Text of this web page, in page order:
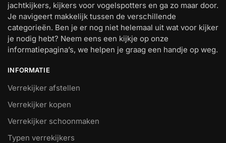
jachtkijkers, kijkers voor vogelspotters en ga zo maar door.
Je navigeert makkelijk tussen de verschillende
categorieën. Ben je er nog niet helemaal uit wat voor kijker
je nodig hebt? Neem eens een kijkje op onze
informatiepagina’s, we helpen je graag een handje op weg.
INFORMATIE
Verrekijker afstellen
Verrekijker kopen
Verrekijker schoonmaken
Typen verrekijkers